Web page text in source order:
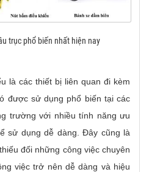
trục phổ biến nhất hiện nay
là các thiết bị liên quan đi kèm
được sử dụng phổ biến tại các
trường với nhiều tính năng ưu
sử dụng dễ dàng. Đây cũng là
đối những công việc chuyên
việc trở nên dễ dàng và hiệu